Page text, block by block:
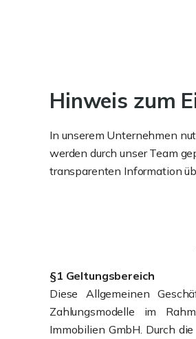
Hinweis zum
In unserem Unternehmen
werden durch unser Team
transparenten Information
§1 Geltungsbereich
Diese Allgemeinen
Zahlungsmodelle im
Immobilien GmbH. Durch